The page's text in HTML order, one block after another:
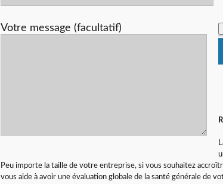
Votre message (facultatif)
Peu importe la taille de votre entreprise, si vous souhaitez
vous aide à avoir une évaluation globale de la santé générale de